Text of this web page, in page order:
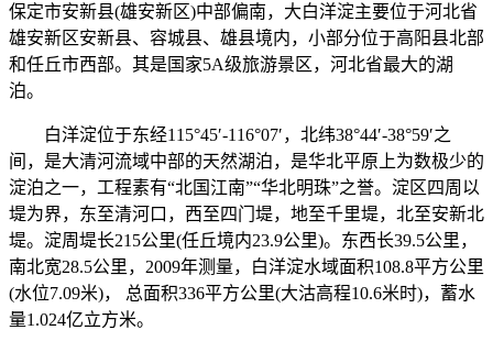
保定市安新县(雄安新区)中部偏南，大白洋淀主要位于河北省
雄安新区安新县、容城县、雄县境内，小部分位于高阳县北部
和任丘市西部。其是国家5A级旅游景区，河北省最大的湖
泊。
白洋淀位于东经115°45′-116°07′，北纬38°44′-38°59′之
间，是大清河流域中部的天然湖泊，是华北平原上为数极少的
淀泊之一，工程素有“北国江南”“华北明珠”之誉。淀区四周以
堤为界，东至清河口，西至四门堤，地至千里堤，北至安新北
堤。淀周堤长215公里(任丘境内23.9公里)。东西长39.5公里，
南北宽28.5公里，2009年测量，白洋淀水域面积108.8平方公里
(水位7.09米)， 总面积336平方公里(大沽高程10.6米时)，蓄水
量1.024亿立方米。